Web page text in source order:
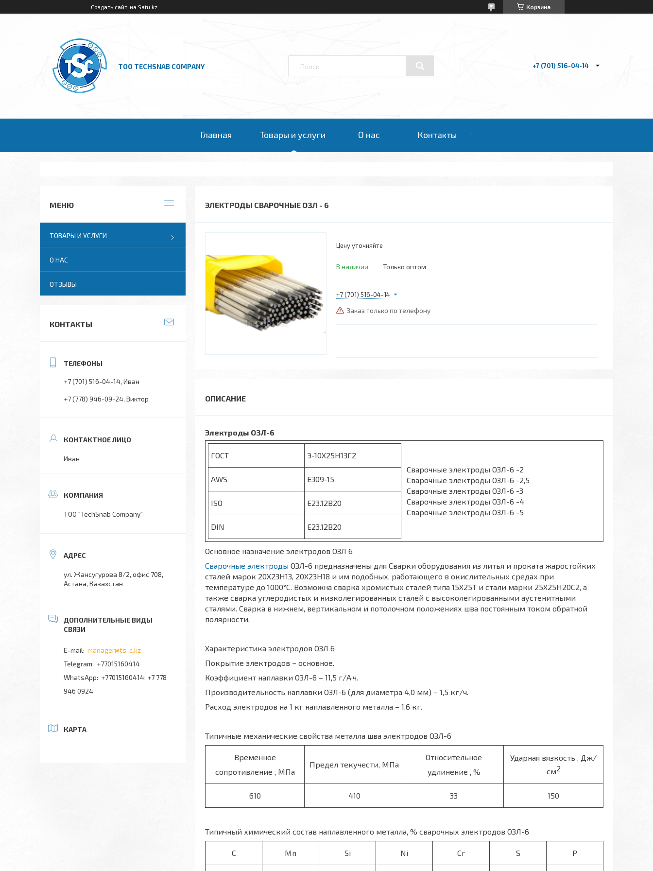
Создать сайт на Satu.kz Корзина
ТОО TECHSNAB COMPANY +7 (701) 516-04-14
Главная Товары и услуги О нас Контакты
ЭЛЕКТРОДЫ СВАРОЧНЫЕ ОЗЛ - 6
Цену уточняйте
В наличии Только оптом
+7 (701) 516-04-14
Заказ только по телефону
Электроды ОЗЛ-6
ГОСТ Э-10Х25Н13Г2
AWS E309-15
ISO E23.12B20
DIN E23.12B20
Сварочные электроды ОЗЛ-6 -2
Сварочные электроды ОЗЛ-6 -2,5
Сварочные электроды ОЗЛ-6 -3
Сварочные электроды ОЗЛ-6 -4
Сварочные электроды ОЗЛ-6 -5
Основное назначение электродов ОЗЛ 6
Сварочные электроды ОЗЛ-6 предназначены для Сварки оборудования из литья и проката жаростойких
сталей марок 20Х23Н13, 20Х23Н18 и им подобных, работающего в окислительных средах при
температуре до 1000°С. Возможна сварка хромистых сталей типа 15Х25Т и стали марки 25Х25Н20С2, а
также сварка углеродистых и низколегированных сталей с высоколегированными аустенитными
сталями. Сварка в нижнем, вертикальном и потолочном положениях шва постоянным током обратной
полярности.
Характеристика электродов ОЗЛ 6
Покрытие электродов – основное.
Коэффициент наплавки ОЗЛ-6 – 11,5 г/А·ч.
Производительность наплавки ОЗЛ-6 (для диаметра 4,0 мм) – 1,5 кг/ч.
Расход электродов на 1 кг наплавленного металла – 1,6 кг.
Типичные механические свойства металла шва электродов ОЗЛ-6
Временное
сопротивление , МПа
Предел текучести, МПа
Относительное
удлинение , %
Ударная вязкость , Дж/
см2
610 410 33 150
Типичный химический состав наплавленного металла, % сварочных электродов ОЗЛ-6
C Mn Si Ni Cr S P
ТОВАРЫ И УСЛУГИ
О НАС
ОТЗЫВЫ
КОНТАКТЫ
+7 (701) 516-04-14 Иван
+7 (778) 946-09-24 Виктор
Иван
TOO "TechSnab Company"
ул. Жансугурова 8/2, офис 708,
Астана, Казахстан
manager@ts-c.kz
+77015160414
+77015160414; +7 778
946 0924
КАРТА